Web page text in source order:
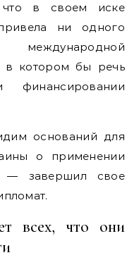
что в своем иске
ни одного
международной
в котором бы речь
оснований для
о применении
— завершил свое
всех, что они